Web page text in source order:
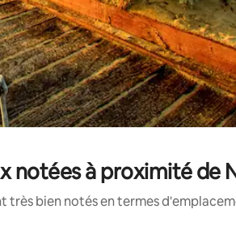
notées à proximité de
très bien notés en termes